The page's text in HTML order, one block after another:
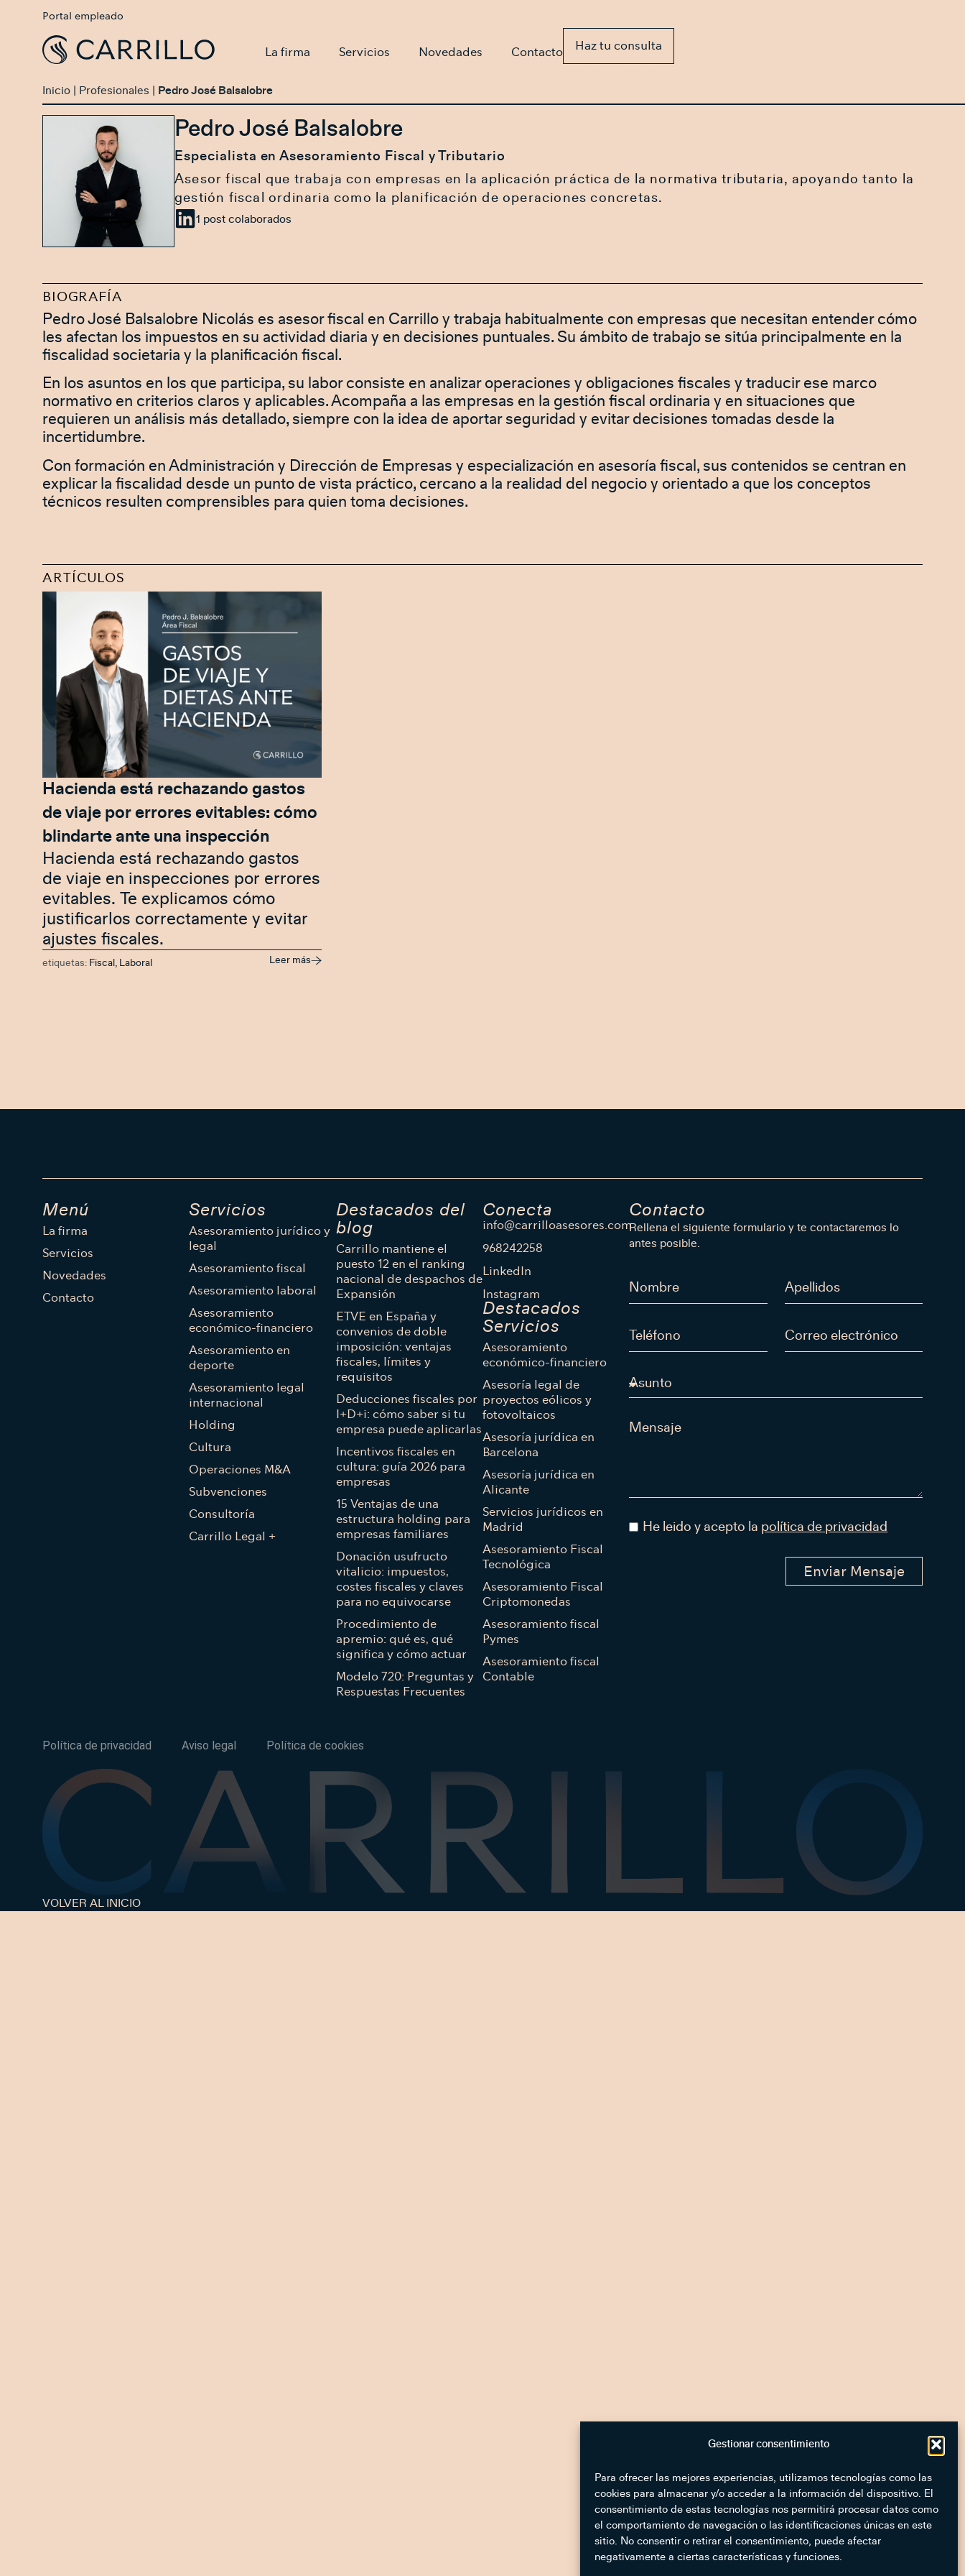
Gestionar consentimiento
Para ofrecer las mejores experiencias, utilizamos tecnologías como las
cookies para almacenar y/o acceder a la información del dispositivo. El
consentimiento de estas tecnologías nos permitirá procesar datos como
el comportamiento de navegación o las identificaciones únicas en este
sitio. No consentir o retirar el consentimiento, puede afectar
negativamente a ciertas características y funciones.
Portal empleado
La firma Servicios Novedades Contacto Haz tu consulta
Inicio Profesionales Pedro José Balsalobre
Pedro José Balsalobre
Especialista en Asesoramiento Fiscal y Tributario
Asesor fiscal que trabaja con empresas en la aplicación práctica de la normativa tributaria, apoyando tanto la
gestión fiscal ordinaria como la planificación de operaciones concretas.
1 post colaborados
BIOGRAFÍA
Pedro José Balsalobre Nicolás es asesor fiscal en Carrillo y trabaja habitualmente con empresas que necesitan entender cómo
les afectan los impuestos en su actividad diaria y en decisiones puntuales. Su ámbito de trabajo se sitúa principalmente en la
fiscalidad societaria y la planificación fiscal.
En los asuntos en los que participa, su labor consiste en analizar operaciones y obligaciones fiscales y traducir ese marco
normativo en criterios claros y aplicables. Acompaña a las empresas en la gestión fiscal ordinaria y en situaciones que
requieren un análisis más detallado, siempre con la idea de aportar seguridad y evitar decisiones tomadas desde la
incertidumbre.
Con formación en Administración y Dirección de Empresas y especialización en asesoría fiscal, sus contenidos se centran en
explicar la fiscalidad desde un punto de vista práctico, cercano a la realidad del negocio y orientado a que los conceptos
técnicos resulten comprensibles para quien toma decisiones.
ARTÍCULOS
Hacienda está rechazando gastos
de viaje por errores evitables: cómo
blindarte ante una inspección
Hacienda está rechazando gastos
de viaje en inspecciones por errores
evitables. Te explicamos cómo
justificarlos correctamente y evitar
ajustes fiscales.
etiquetas: Fiscal , Laboral Leer más
Menú
La firma
Servicios
Novedades
Contacto
Servicios
Asesoramiento jurídico y
legal
Asesoramiento fiscal
Asesoramiento laboral
Asesoramiento
económico-financiero
Asesoramiento en
deporte
Asesoramiento legal
internacional
Holding
Cultura
Operaciones M&A
Subvenciones
Consultoría
Carrillo Legal +
Destacados del
blog
Carrillo mantiene el
puesto 12 en el ranking
nacional de despachos de
Expansión
ETVE en España y
convenios de doble
imposición: ventajas
fiscales, límites y
requisitos
Deducciones fiscales por
I+D+i: cómo saber si tu
empresa puede aplicarlas
Incentivos fiscales en
cultura: guía 2026 para
empresas
15 Ventajas de una
estructura holding para
empresas familiares
Donación usufructo
vitalicio: impuestos,
costes fiscales y claves
para no equivocarse
Procedimiento de
apremio: qué es, qué
significa y cómo actuar
Modelo 720: Preguntas y
Respuestas Frecuentes
Conecta
info@carrilloasesores.com
968242258
LinkedIn
Instagram
Destacados
Servicios
Asesoramiento
económico-financiero
Asesoría legal de
proyectos eólicos y
fotovoltaicos
Asesoría jurídica en
Barcelona
Asesoría jurídica en
Alicante
Servicios jurídicos en
Madrid
Asesoramiento Fiscal
Tecnológica
Asesoramiento Fiscal
Criptomonedas
Asesoramiento fiscal
Pymes
Asesoramiento fiscal
Contable
Contacto
Rellena el siguiente formulario y te contactaremos lo
antes posible.
He leido y acepto la política de privacidad
Enviar Mensaje
Política de privacidad Aviso legal Política de cookies
VOLVER AL INICIO